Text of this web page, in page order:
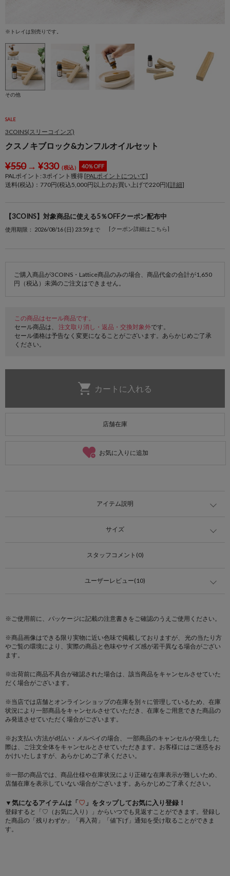
※トレイは別売りです。
その他
SALE
3COINS(スリーコインズ)
クスノキブロック&カンフルオイルセット
¥550→ ¥330（税込） 40％OFF
PALポイント: 3ポイント獲得 [PALポイントについて]
送料(税込)：770円(税込5,000円以上のお買い上げで220円)[詳細]
【3COINS】対象商品に使える5％OFFクーポン配布中
使用期限： 2026/08/16 (日) 23:59まで [クーポン詳細はこちら]
ご購入商品が3COINS・Lattice商品のみの場合、商品代金の合計が1,650
円（税込）未満のご注文はできません。
この商品はセール商品です。
セール商品は、 注文取り消し・返品・交換対象外です。
セール価格は予告なく変更になることがございます。あらかじめご了承
ください。
店舗在庫
お気に入りに追加
アイテム説明
サイズ
スタッフコメント(0)
ユーザーレビュー(10)
※ご使用前に、パッケージに記載の注意書きをご確認のうえご使用ください。
※商品画像はできる限り実物に近い色味で掲載しておりますが、 光の当たり方
やご覧の環境により、実際の商品と色味やサイズ感が若干異なる場合がござい
ます。
※出荷前に商品不具合が確認された場合は、該当商品をキャンセルさせていた
だく場合がございます。
※当店では店舗とオンラインショップの在庫を別々に管理しているため、在庫
状況により一部商品をキャンセルさせていただき、在庫をご用意できた商品の
み発送させていただく場合がございます。
※お支払い方法がd払い・メルペイの場合、 一部商品のキャンセルが発生した
際は、ご注文全体をキャンセルとさせていただきます。お客様にはご迷惑をお
かけいたしますが、あらかじめご了承ください。
※一部の商品では、商品仕様や在庫状況により正確な在庫表示が難しいため、
店舗在庫を表示していない場合がございます。あらかじめご了承ください。
▼気になるアイテムは「♡ 」をタップしてお気に入り登録！
登録すると「♡（お気に入り）」からいつでも見返すことができます。登録し
た商品の「残りわずか」「再入荷」「値下げ」通知を受け取ることができま
す。